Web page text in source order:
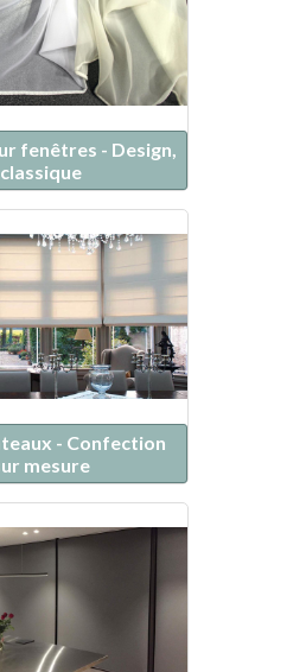
fenêtres - Design,
classique
- Confection
mesure